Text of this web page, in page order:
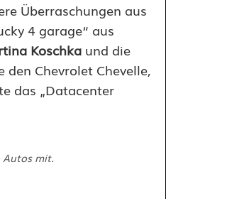
Überraschungen aus
4 garage“ aus
Koschka und die
Chevrolet Chevelle,
das „Datacenter
Autos mit.